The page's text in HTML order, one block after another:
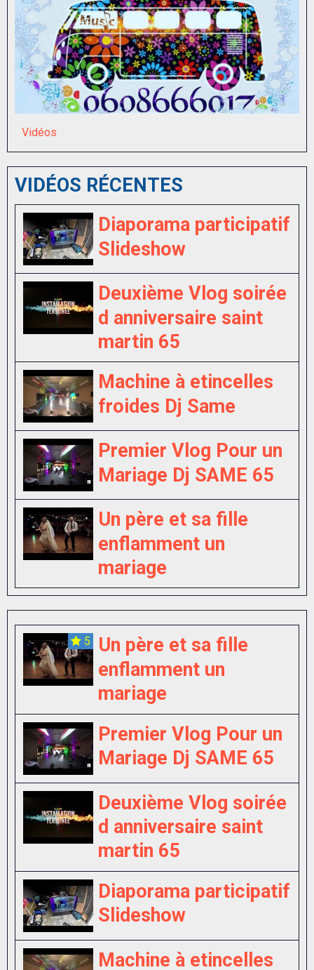
Vidéos
VIDÉOS RÉCENTES
Diaporama participatif
Slideshow
Deuxième Vlog soirée
d anniversaire saint
martin 65
Machine à etincelles
froides Dj Same
Premier Vlog Pour un
Mariage Dj SAME 65
Un père et sa fille
enflamment un
mariage
5
Un père et sa fille
enflamment un
mariage
Premier Vlog Pour un
Mariage Dj SAME 65
Deuxième Vlog soirée
d anniversaire saint
martin 65
Diaporama participatif
Slideshow
Machine à etincelles